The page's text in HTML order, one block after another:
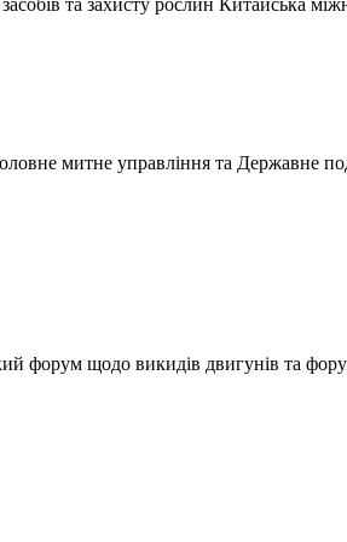
митне управління та Державне
форум щодо викидів двигунів та